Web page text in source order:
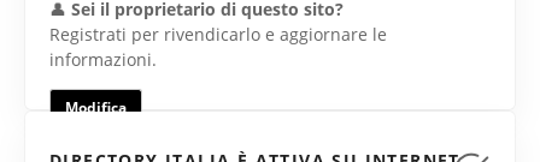
👤 Sei il proprietario di questo sito?
Registrati per rivendicarlo e aggiornare le
informazioni.
Modifica